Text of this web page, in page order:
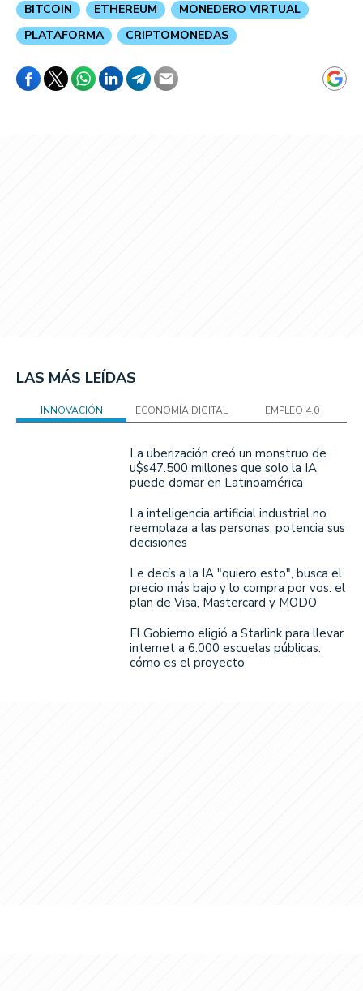
BITCOIN ETHEREUM
MONEDERO VIRTUAL
PLATAFORMA
CRIPTOMONEDAS
LAS MÁS LEÍDAS
INNOVACIÓN ECONOMÍA DIGITAL EMPLEO 4.0
La uberización creó un monstruo de
u$s47.500 millones que solo la IA
puede domar en Latinoamérica
La inteligencia artificial industrial no
reemplaza a las personas, potencia sus
decisiones
Le decís a la IA "quiero esto", busca el
precio más bajo y lo compra por vos: el
plan de Visa, Mastercard y MODO
El Gobierno eligió a Starlink para llevar
internet a 6.000 escuelas públicas:
cómo es el proyecto